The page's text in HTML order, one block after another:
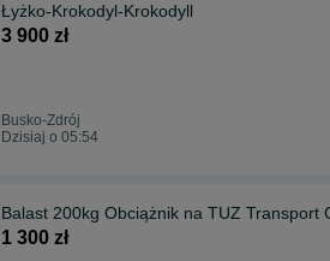
Łyżko-Krokodyl-Krokodyll
3 900 zł
Busko-Zdrój
Dzisiaj o 05:54
Balast 200kg Obciążnik na TUZ Transport
1 300 zł